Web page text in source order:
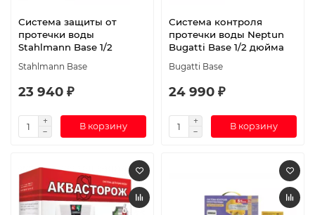
Система защиты от
протечки воды
Stahlmann Base 1/2
Stahlmann Base
23 940 ₽
В корзину
Система контроля
протечки воды Neptun
Bugatti Base 1/2 дюйма
Bugatti Base
24 990 ₽
В корзину